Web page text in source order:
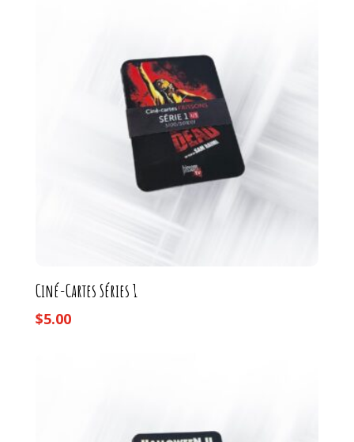
Ciné-Cartes Séries 1
$5.00